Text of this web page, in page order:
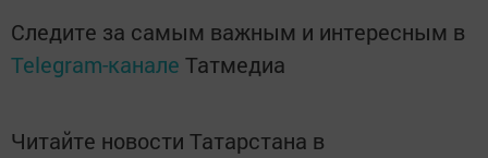
Следите за самым важным и интересным в
Telegram-канале Татмедиа
Читайте новости Татарстана в